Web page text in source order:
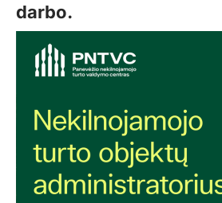
darbo.